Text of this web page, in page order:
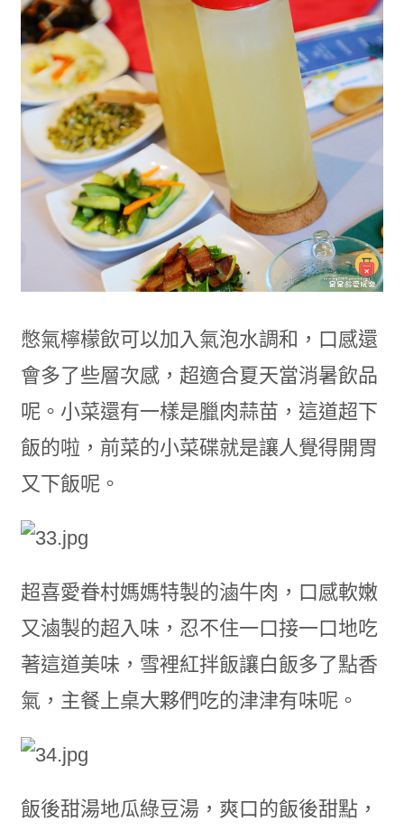
憋氣檸檬飲可以加入氣泡水調和，口感還
會多了些層次感，超適合夏天當消暑飲品
呢。小菜還有一樣是臘肉蒜苗，這道超下
飯的啦，前菜的小菜碟就是讓人覺得開胃
又下飯呢。
超喜愛眷村媽媽特製的滷牛肉，口感軟嫩
又滷製的超入味，忍不住一口接一口地吃
著這道美味，雪裡紅拌飯讓白飯多了點香
氣，主餐上桌大夥們吃的津津有味呢。
飯後甜湯地瓜綠豆湯，爽口的飯後甜點，